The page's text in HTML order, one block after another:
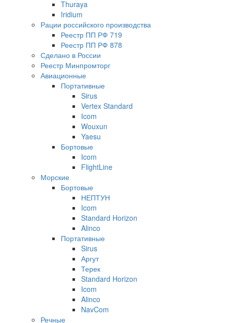
Thuraya
Iridium
Рации российского производства
Реестр ПП РФ 719
Реестр ПП РФ 878
Сделано в России
Реестр Минпромторг
Авиационные
Портативные
Sirus
Vertex Standard
Icom
Wouxun
Yaesu
Бортовые
Icom
FlightLine
Морские
Бортовые
НЕПТУН
Icom
Standard Horizon
Alinco
Портативные
Sirus
Аргут
Терек
Standard Horizon
Icom
Alinco
NavCom
Речные